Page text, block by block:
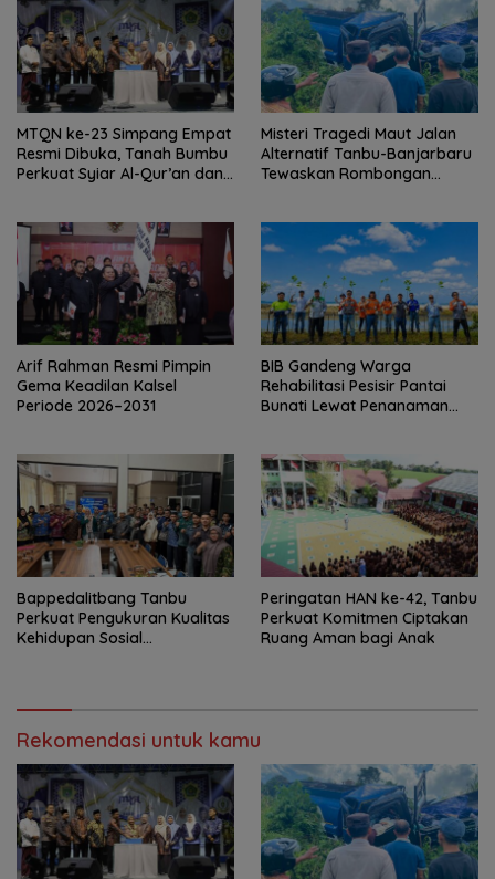
MTQN ke-23 Simpang Empat
Resmi Dibuka, Tanah Bumbu
Perkuat Syiar Al-Qur’an dan
Misteri Tragedi Maut Jalan
Alternatif Tanbu-Banjarbaru
Tewaskan Rombongan
Arif Rahman Resmi Pimpin
Gema Keadilan Kalsel
Periode 2026–2031
BIB Gandeng Warga
Rehabilitasi Pesisir Pantai
Bunati Lewat Penanaman
Bappedalitbang Tanbu
Perkuat Pengukuran Kualitas
Kehidupan Sosial
Peringatan HAN ke-42, Tanbu
Perkuat Komitmen Ciptakan
Ruang Aman bagi Anak
Rekomendasi untuk kamu